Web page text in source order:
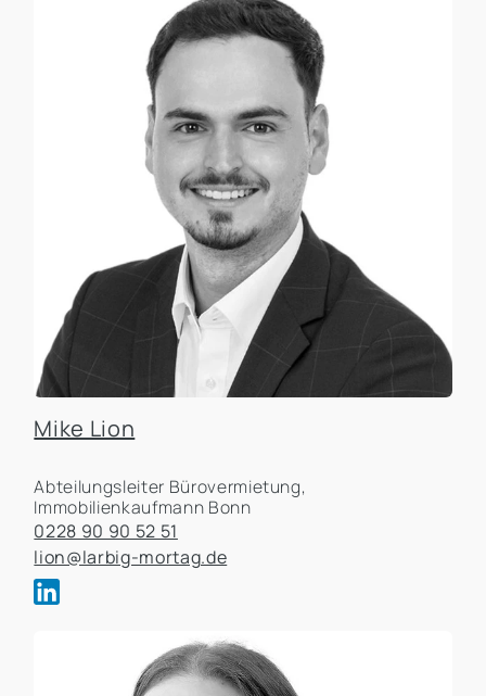
Mike Lion
Abteilungsleiter Bürovermietung,
Immobilienkaufmann Bonn
0228 90 90 52 51
lion@larbig-mortag.de